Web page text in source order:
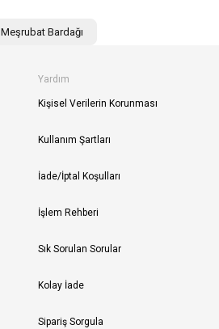
Meşrubat Bardağı
Yardım
Kişisel Verilerin Korunması
Kullanım Şartları
İade/İptal Koşulları
İşlem Rehberi
Sık Sorulan Sorular
Kolay İade
Sipariş Sorgula